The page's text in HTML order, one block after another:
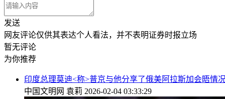
发送
网友评论仅供其表达个人看法，并不表明证券时报立场
暂无评论
为你推荐
印度总理莫迪<称>普京与他分享了俄美阿拉斯加会晤情
中国文明网 袁莉 2026-02-04 03:33:29